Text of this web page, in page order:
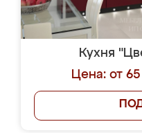
Кухня
Цена: от